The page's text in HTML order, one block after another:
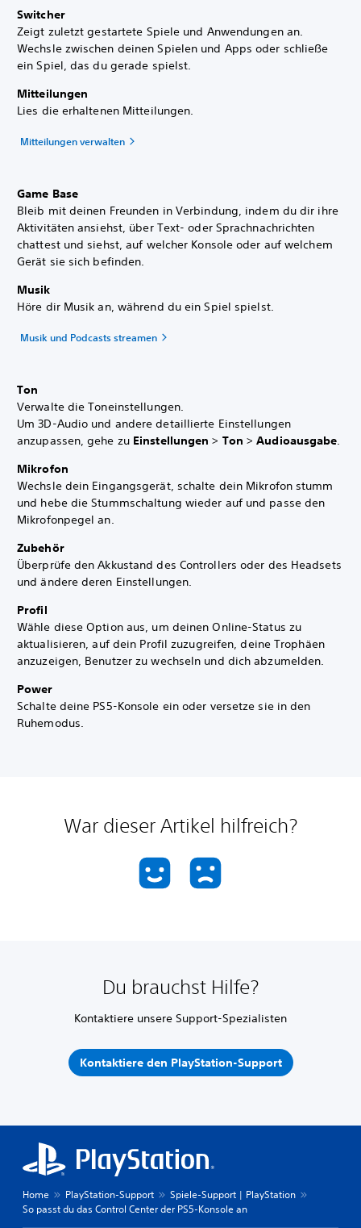
Switcher
Zeigt zuletzt gestartete Spiele und Anwendungen an.
Wechsle zwischen deinen Spielen und Apps oder schließe
ein Spiel, das du gerade spielst.
Mitteilungen
Lies die erhaltenen Mitteilungen.
Mitteilungen verwalten
Game Base
Bleib mit deinen Freunden in Verbindung, indem du dir ihre
Aktivitäten ansiehst, über Text- oder Sprachnachrichten
chattest und siehst, auf welcher Konsole oder auf welchem
Gerät sie sich befinden.
Musik
Höre dir Musik an, während du ein Spiel spielst.
Musik und Podcasts streamen
Ton
Verwalte die Toneinstellungen.
Um 3D-Audio und andere detaillierte Einstellungen
anzupassen, gehe zu Einstellungen > Ton>Audioausgabe.
Mikrofon
Wechsle dein Eingangsgerät, schalte dein Mikrofon stumm
und hebe die Stummschaltung wieder auf und passe den
Mikrofonpegel an.
Zubehör
Überprüfe den Akkustand des Controllers oder des Headsets
und ändere deren Einstellungen.
Profil
Wähle diese Option aus, um deinen Online-Status zu
aktualisieren, auf dein Profil zuzugreifen, deine Trophäen
anzuzeigen, Benutzer zu wechseln und dich abzumelden.
Power
Schalte deine PS5-Konsole ein oder versetze sie in den
Ruhemodus.
War dieser Artikel hilfreich?
Du brauchst Hilfe?
Kontaktiere unsere Support-Spezialisten
Kontaktiere den PlayStation-Support
Home PlayStation-Support
Spiele-Support | PlayStation
So passt du das Control Center der PS5-Konsole an